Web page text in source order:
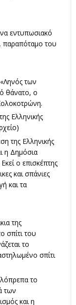
εντυπωσιακό
παραπόταμο του
των
θάνατο, ο
Ελληνικής
της Ελληνικής
η Δημόσια
ο επισκέπτης
και σπάνιες
και τα
της
σπίτι του
το
σπίτι
το
των
και η